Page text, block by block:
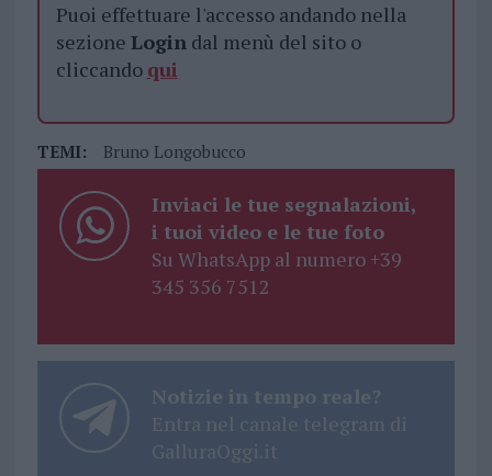
Puoi effettuare l'accesso andando nella
sezione Logindal menù del sito o
cliccando qui
TEMI: Bruno Longobucco
Inviaci le tue segnalazioni,
i tuoi video e le tue foto
Su WhatsApp al numero +39
345 356 7512
Notizie in tempo reale?
Entra nel canale telegram di
GalluraOggi.it